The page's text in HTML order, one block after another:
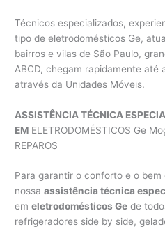
Técnicos especializados,
tipo de eletrodomésticos Ge,
bairros e vilas de São Paulo,
ABCD, chegam rapidamente até
através da Unidades Móveis.
ASSISTÊNCIA TÉCNICA
EM ELETRODOMÉSTICOS Ge
REPAROS
Para garantir o conforto e o bem
nossaassistência técnica
emeletrodomésticos Ge de
refrigeradores side by side,